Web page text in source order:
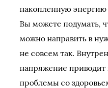
накопленную энергию
Вы можете подумать,
можно направить в
не совсем так.
напряжение приводит
проблемы со